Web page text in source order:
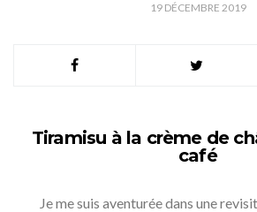
19 DÉCEMBRE 2019
Tiramisu à la crème de
café
Je me suis aventurée dans une